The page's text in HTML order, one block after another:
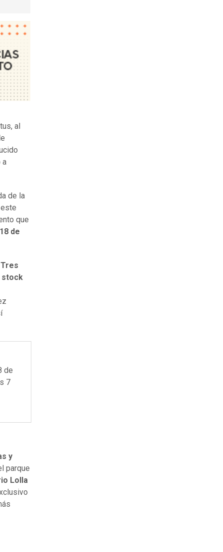
al
a
de la
que
de
stock
de
7
y
parque
Lolla